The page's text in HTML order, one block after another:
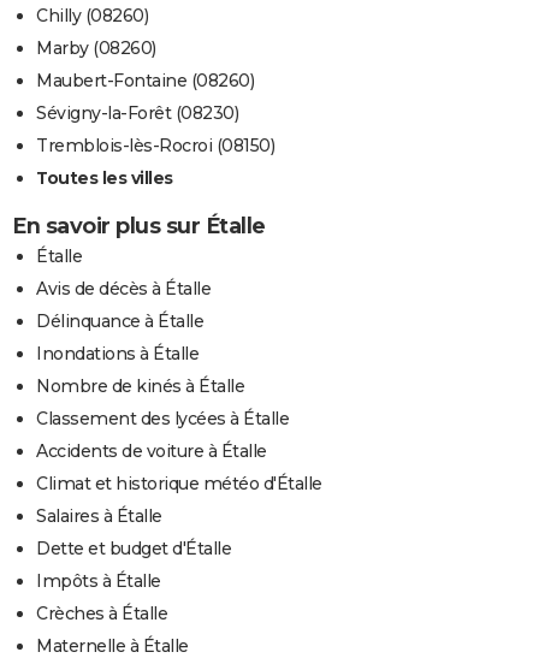
Chilly (08260)
Marby (08260)
Maubert-Fontaine (08260)
Sévigny-la-Forêt (08230)
Tremblois-lès-Rocroi (08150)
Toutes les villes
En savoir plus sur Étalle
Étalle
Avis de décès à Étalle
Délinquance à Étalle
Inondations à Étalle
Nombre de kinés à Étalle
Classement des lycées à Étalle
Accidents de voiture à Étalle
Climat et historique météo d'Étalle
Salaires à Étalle
Dette et budget d'Étalle
Impôts à Étalle
Crèches à Étalle
Maternelle à Étalle